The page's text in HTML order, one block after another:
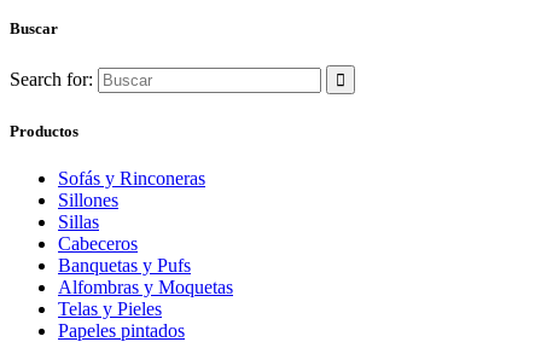
Buscar
Search for:
Productos
Sofás y Rinconeras
Sillones
Sillas
Cabeceros
Banquetas y Pufs
Alfombras y Moquetas
Telas y Pieles
Papeles pintados